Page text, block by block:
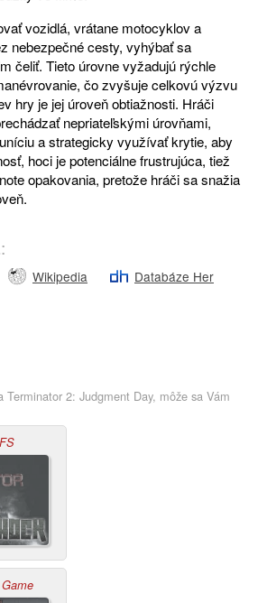
vozidlá, vrátane motocyklov a
nebezpečné cesty, vyhýbať sa
čeliť. Tieto úrovne vyžadujú rýchle
čo zvyšuje celkovú výzvu
hry je jej úroveň obtiažnosti. Hráči
nepriateľskými úrovňami,
a strategicky využívať krytie, aby
hoci je potenciálne frustrujúca, tiež
opakovania, pretože hráči sa snažia
Wikipedia Databáze Her
Terminator 2: Judgment Day, môže sa Vám